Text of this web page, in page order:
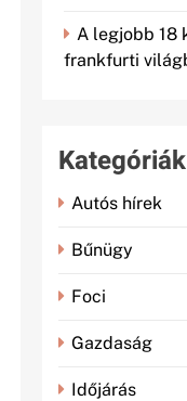
A legjobb 18
frankfurti
Kategóriák
Autós hírek
Bűnügy
Foci
Gazdaság
Időjárás